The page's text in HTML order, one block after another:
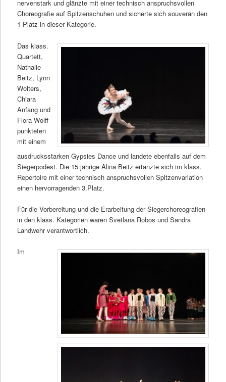
nervenstark und glänzte mit einer technisch anspruchsvollen
Choreografie auf Spitzenschuhen und sicherte sich souverän den
1 Platz in dieser Kategorie.
Das klass.
Quartett,
Nathalie
Beitz, Lynn
Wolters,
Chiara
Anfang und
Flora Wolff
punkteten
mit einem
ausdrucksstarken Gypsies Dance und landete ebenfalls auf dem
Siegerpodest. Die 15 jährige Alina Beitz ertanzte sich im klass.
Repertoire mit einer technisch anspruchsvollen Spitzenvariation
einen hervorragenden 3.Platz.
Für die Vorbereitung und die Erarbeitung der Siegerchoreografien
in den klass. Kategorien waren Svetlana Robos und Sandra
Landwehr verantwortlich.
Im